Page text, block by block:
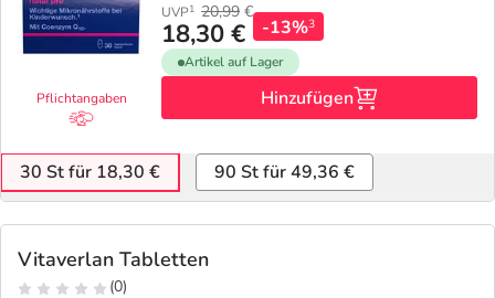
Pflichtangaben
UVP1 20,99 €
18,30 € -13%3
Artikel auf Lager
Hinzufügen
30 St für 18,30 € 90 St für 49,36 €
Vitaverlan Tabletten
(0)